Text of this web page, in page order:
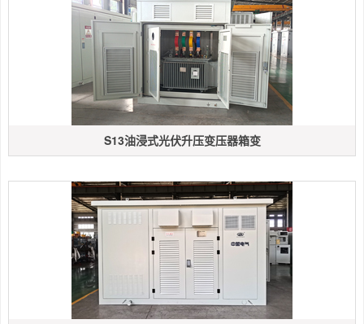
S13油浸式光伏升压变压器箱变